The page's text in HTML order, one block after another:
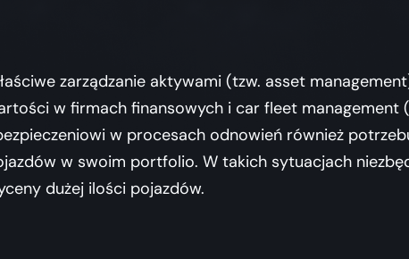
zarządzanie aktywami (tzw. asset
w firmach finansowych i car fleet management
w procesach odnowień również
w swoim portfolio. W takich sytuacjach
dużej ilości pojazdów.